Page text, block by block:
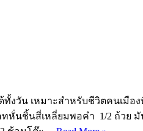
งวัน เหมาะสำหรับชีวิตคนเมื
หั่นชิ้นสี่เหลี่ยมพอคำ 1/2 ถ้วย